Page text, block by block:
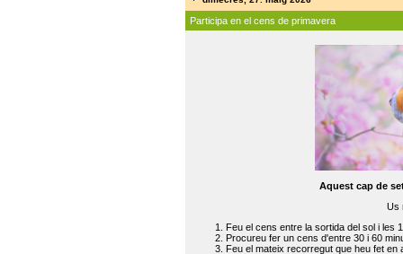
Participa en el cens de primavera
Aquest cap de
Us
Feu el cens entre la sortida del sol i les
Procureu fer un cens d'entre 30 i 60
Feu el mateix recorregut que heu fet en